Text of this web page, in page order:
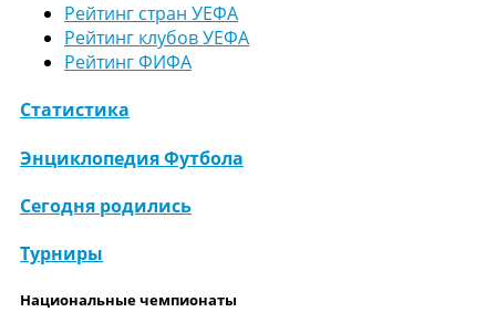
Рейтинг стран УЕФА
Рейтинг клубов УЕФА
Рейтинг ФИФА
Статистика
Энциклопедия Футбола
Сегодня родились
Турниры
Национальные чемпионаты